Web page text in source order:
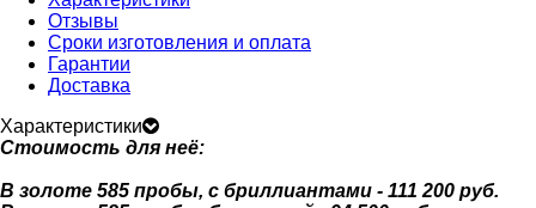
Отзывы
Сроки изготовления и оплата
Гарантии
Доставка
Характеристики
Стоимость для неё:
В золоте 585 пробы, с бриллиантами - 111 200 руб.